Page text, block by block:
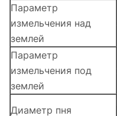
Параметр
измельчения над
землей
Параметр
измельчения под
землей
Диаметр пня